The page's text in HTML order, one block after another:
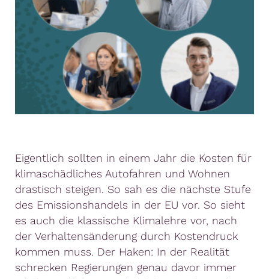
Eigentlich sollten in einem Jahr die Kosten für
klimaschädliches Autofahren und Wohnen
drastisch steigen. So sah es die nächste Stufe
des Emissionshandels in der EU vor. So sieht
es auch die klassische Klimalehre vor, nach
der Verhaltensänderung durch Kostendruck
kommen muss. Der Haken: In der Realität
schrecken Regierungen genau davor immer